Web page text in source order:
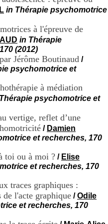
in Thérapie psychomotrice
à l'épreuve de
in Thérapie
(2012)
Jérôme Boutinaud /
psychomotrice et
à médiation
psychomotrice et
vertige, reflet d’une
/ Damien
et recherches, 170
toi ou à moi ? / Elise
et recherches, 170
traces graphiques :
de l'acte graphique /Odile
et recherches, 170